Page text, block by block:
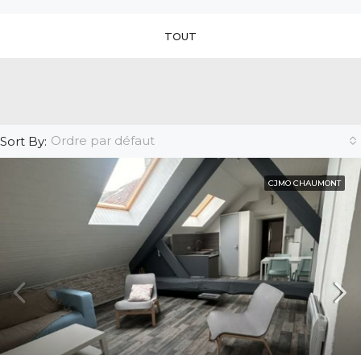
TOUT
Sort By: Ordre par défaut
CJMO CHAUMONT